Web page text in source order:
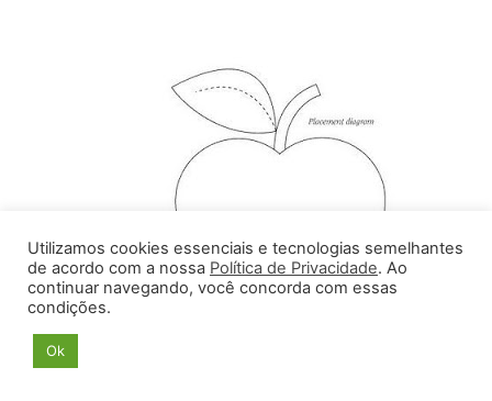
Utilizamos cookies essenciais e tecnologias semelhantes
de acordo com a nossa Política de Privacidade. Ao
continuar navegando, você concorda com essas
condições.
Ok